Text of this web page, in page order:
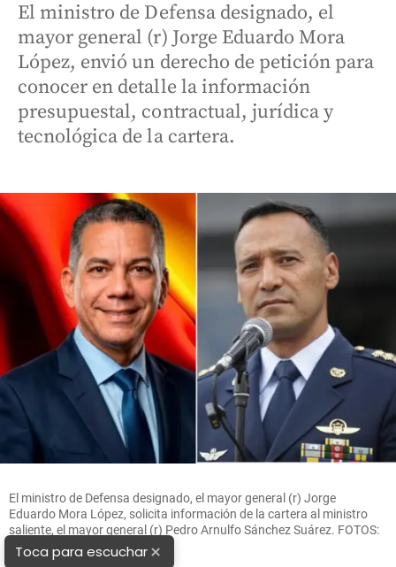
El ministro de Defensa designado, el
mayor general (r) Jorge Eduardo Mora
López, envió un derecho de petición para
conocer en detalle la información
presupuestal, contractual, jurídica y
tecnológica de la cartera.
El ministro de Defensa designado, el mayor general (r) Jorge
Eduardo Mora López, solicita información de la cartera al ministro
saliente, el mayor general (r) Pedro Arnulfo Sánchez Suárez. FOTOS:
Colprensa
Toca para escuchar×